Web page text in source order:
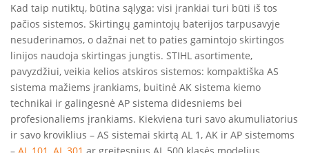
Kad taip nutiktų, būtina sąlyga: visi įrankiai turi būti iš tos
pačios sistemos. Skirtingų gamintojų baterijos tarpusavyje
nesuderinamos, o dažnai net to paties gamintojo skirtingos
linijos naudoja skirtingas jungtis. STIHL asortimente,
pavyzdžiui, veikia kelios atskiros sistemos: kompaktiška AS
sistema mažiems įrankiams, buitinė AK sistema kiemo
technikai ir galingesnė AP sistema didesniems bei
profesionaliems įrankiams. Kiekviena turi savo akumuliatorius
ir savo kroviklius – AS sistemai skirtą AL 1, AK ir AP sistemoms
– AL 101 , AL 301 ar greitesnius AL 500 klasės modelius.